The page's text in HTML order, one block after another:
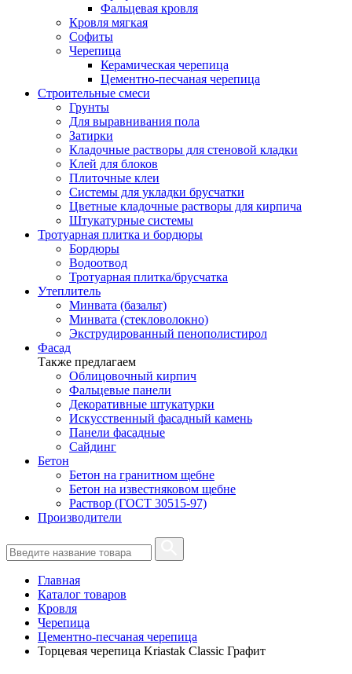
Фальцевая кровля
Кровля мягкая
Софиты
Черепица
Керамическая черепица
Цементно-песчаная черепица
Строительные смеси
Грунты
Для выравнивания пола
Затирки
Кладочные растворы для стеновой кладки
Клей для блоков
Плиточные клеи
Системы для укладки брусчатки
Цветные кладочные растворы для кирпича
Штукатурные системы
Тротуарная плитка и бордюры
Бордюры
Водоотвод
Тротуарная плитка/брусчатка
Утеплитель
Минвата (базальт)
Минвата (стекловолокно)
Экструдированный пенополистирол
Фасад
Также предлагаем
Облицовочный кирпич
Фальцевые панели
Декоративные штукатурки
Искусственный фасадный камень
Панели фасадные
Сайдинг
Бетон
Бетон на гранитном щебне
Бетон на известняковом щебне
Раствор (ГОСТ 30515-97)
Производители
Главная
Каталог товаров
Кровля
Черепица
Цементно-песчаная черепица
Торцевая черепица Kriastak Classic Графит